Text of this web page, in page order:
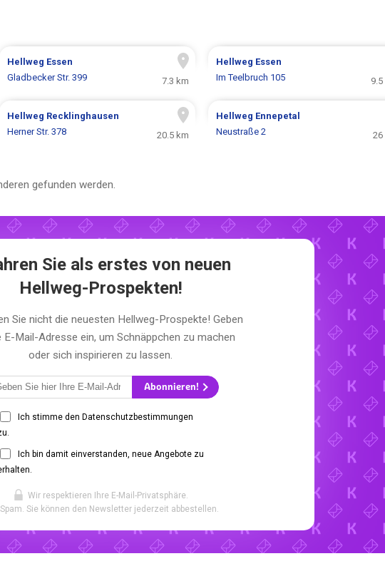
Hellweg Essen
Gladbecker Str. 399
7.3 km
Hellweg Essen
Im Teelbruch 105
Hellweg Recklinghausen
Herner Str. 378
20.5 km
Hellweg Ennepetal
Neustraße 2
26
gefunden werden.
Sie als erstes von neuen
Hellweg-Prospekten!
Sie nicht die neuesten Hellweg-Prospekte! Geben
E-Mail-Adresse ein, um Schnäppchen zu machen
oder sich inspirieren zu lassen.
Abonnieren!
Ich stimme den Datenschutzbestimmungen
Ich bin damit einverstanden, neue Angebote zu
Wir respektieren Ihre E-Mail-Privatsphäre.
Sie können den Newsletter jederzeit abbestellen.